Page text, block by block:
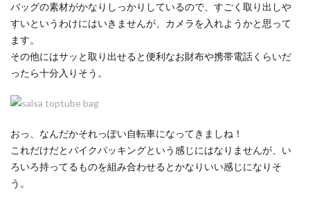
バッグの素材がかなりしっかりしているので、すごく取り出しや
すいというわけにはいきませんが、カメラを入れようかと思って
ます。
その他にはサッと取り出せると便利なお財布や携帯電話くらいだ
ったら十分入りそう。
おっ、なんだかそれっぽい自転車になってきましね！
これだけだとバイクパッキングという感じにはなりませんが、い
ろいろ持ってるものを組み合わせるとかなりいい感じになりそ
う。